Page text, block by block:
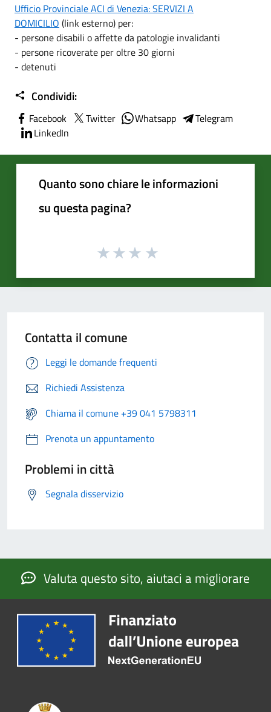
Ufficio Provinciale ACI di Venezia: SERVIZI A
DOMICILIO (link esterno) per:
- persone disabili o affette da patologie invalidanti
- persone ricoverate per oltre 30 giorni
- detenuti
Condividi:
Facebook Twitter Whatsapp
Telegram
LinkedIn
Quanto sono chiare le informazioni
su questa pagina?
Contatta il comune
Leggi le domande frequenti
Richiedi Assistenza
Chiama il comune +39 041 5798311
Prenota un appuntamento
Problemi in città
Segnala disservizio
Valuta questo sito, aiutaci a migliorare